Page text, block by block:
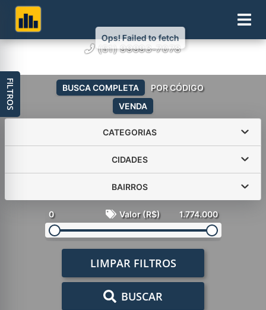
(51) 99993-7078
VENDA
BUSCA COMPLETA POR CÓDIGO
CATEGORIAS
CIDADES
BAIRROS
0 Valor (R$) 1.774.000
LIMPAR FILTROS
BUSCAR
FILTROS
Ops! Failed to fetch